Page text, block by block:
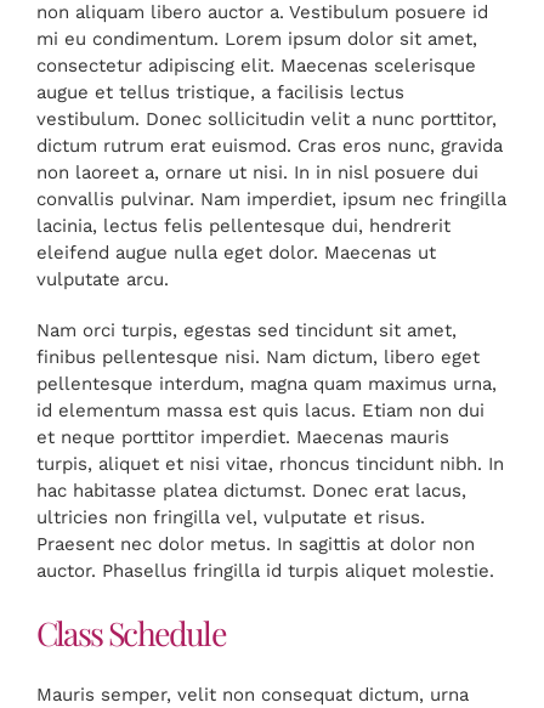
non aliquam libero auctor a. Vestibulum posuere id
mi eu condimentum. Lorem ipsum dolor sit amet,
consectetur adipiscing elit. Maecenas scelerisque
augue et tellus tristique, a facilisis lectus
vestibulum. Donec sollicitudin velit a nunc porttitor,
dictum rutrum erat euismod. Cras eros nunc, gravida
non laoreet a, ornare ut nisi. In in nisl posuere dui
convallis pulvinar. Nam imperdiet, ipsum nec fringilla
lacinia, lectus felis pellentesque dui, hendrerit
eleifend augue nulla eget dolor. Maecenas ut
vulputate arcu.
Nam orci turpis, egestas sed tincidunt sit amet,
finibus pellentesque nisi. Nam dictum, libero eget
pellentesque interdum, magna quam maximus urna,
id elementum massa est quis lacus. Etiam non dui
et neque porttitor imperdiet. Maecenas mauris
turpis, aliquet et nisi vitae, rhoncus tincidunt nibh. In
hac habitasse platea dictumst. Donec erat lacus,
ultricies non fringilla vel, vulputate et risus.
Praesent nec dolor metus. In sagittis at dolor non
auctor. Phasellus fringilla id turpis aliquet molestie.
Class Schedule
Mauris semper, velit non consequat dictum, urna